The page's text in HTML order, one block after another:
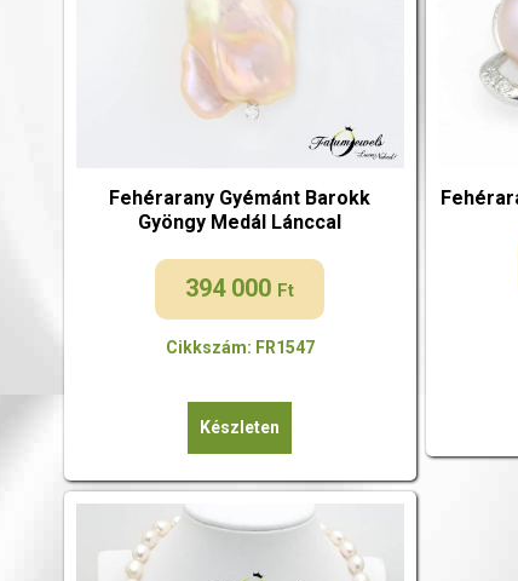
Fehérarany Gyémánt Barokk
Gyöngy Medál Lánccal
394 000 Ft
Cikkszám: FR1547
Készleten